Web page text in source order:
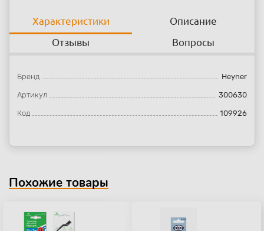
Характеристики
Описание
Отзывы
Вопросы
Бренд Heyner
Артикул 300630
Код 109926
Похожие товары